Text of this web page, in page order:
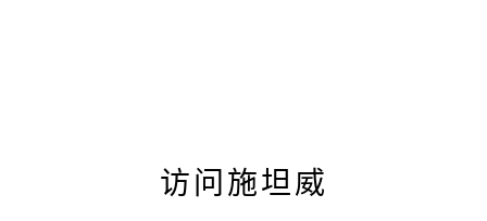
访问施坦威